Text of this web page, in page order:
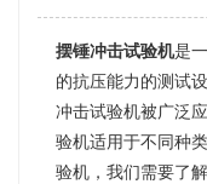
摆锤冲击试验机是
的抗压能力的测试
冲击试验机被广泛
验机适用于不同种
验机，我们需要了